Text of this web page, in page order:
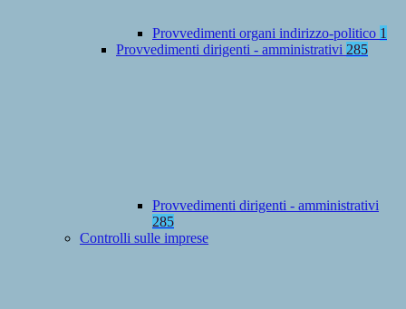
Provvedimenti organi indirizzo-politico 1
Provvedimenti dirigenti - amministrativi 285
Provvedimenti dirigenti - amministrativi
285
Controlli sulle imprese